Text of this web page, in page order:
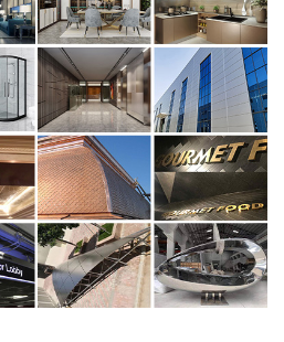
देते हुए, JIAN MENG ने पर्यावरण
डीबर्रिंग मशीनेंउच्च शक्ति लेजर
विज्ञापन संकेत
धातु के आकार की संरचना